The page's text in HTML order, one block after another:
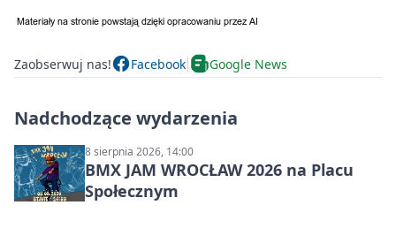
Zaobserwuj nas! Facebook Google News
Nadchodzące wydarzenia
8 sierpnia 2026, 14:00
BMX JAM WROCŁAW 2026 na Placu
Społecznym